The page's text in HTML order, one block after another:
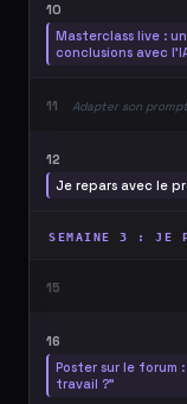
10
Masterclass live :
conclusions avec
11 Adapter son
12
Je repars avec le
SEMAINE 3 : JE
15
16
Poster sur le forum
travail ?"